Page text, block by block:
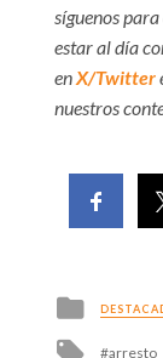
síguenos
estar al día
enX/Twitter
nuestros
Posted
in
Tagged
arresto